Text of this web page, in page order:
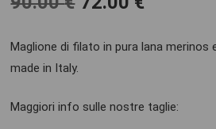
Maglione di filato in pura lana merinos
made in Italy.
Maggiori info sulle nostre taglie: